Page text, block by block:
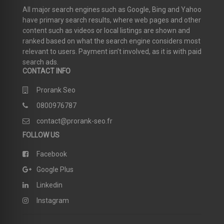
All major search engines such as Google, Bing and Yahoo
have primary search results, where web pages and other
content such as videos or local listings are shown and
ranked based on what the search engine considers most
relevant to users. Payment isn’t involved, as it is with paid
search ads.
CONTACT INFO
Prorank Seo
0800976787
contact@prorank-seo.fr
FOLLOW US
Facebook
Google Plus
Linkedin
Instagram